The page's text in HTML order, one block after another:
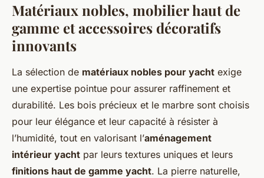
Matériaux nobles, mobilier haut de
gamme et accessoires décoratifs
innovants
La sélection de matériaux nobles pour yacht exige
une expertise pointue pour assurer raffinement et
durabilité. Les bois précieux et le marbre sont choisis
pour leur élégance et leur capacité à résister à
l’humidité, tout en valorisant l’aménagement
intérieur yacht par leurs textures uniques et leurs
finitions haut de gamme yacht. La pierre naturelle,